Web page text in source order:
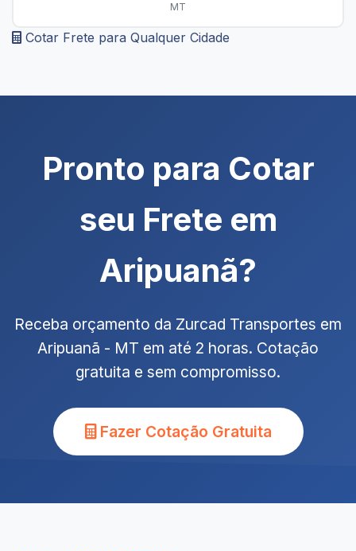
MT
Cotar Frete para Qualquer Cidade
Pronto para Cotar
seu Frete em
Aripuanã?
Receba orçamento da Zurcad Transportes em
Aripuanã - MT em até 2 horas. Cotação
gratuita e sem compromisso.
Fazer Cotação Gratuita